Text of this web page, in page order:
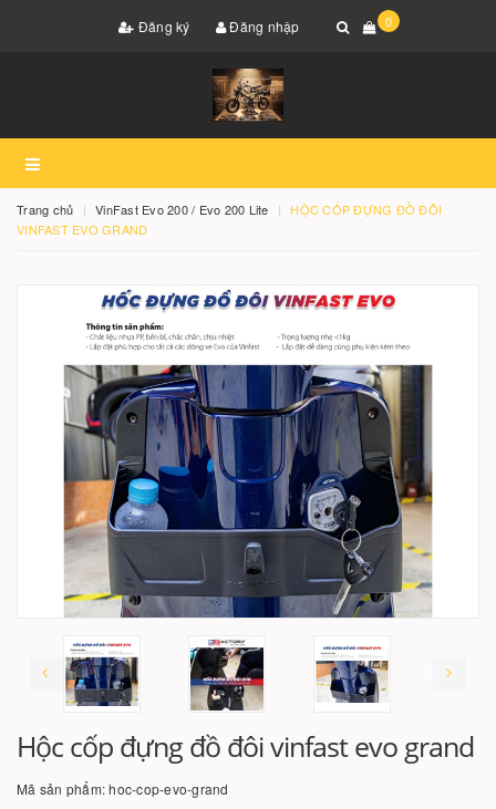
Đăng ký Đăng nhập 0
Trang chủ VinFast Evo 200 / Evo 200 Lite
HỘC CỐP ĐỰNG ĐỒ ĐÔI
VINFAST EVO GRAND
Hộc cốp đựng đồ đôi vinfast evo grand
Mã sản phẩm:hoc-cop-evo-grand